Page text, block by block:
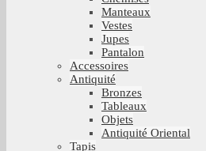
Manteaux
Vestes
Jupes
Pantalon
Accessoires
Antiquité
Bronzes
Tableaux
Objets
Antiquité Oriental
Tapis